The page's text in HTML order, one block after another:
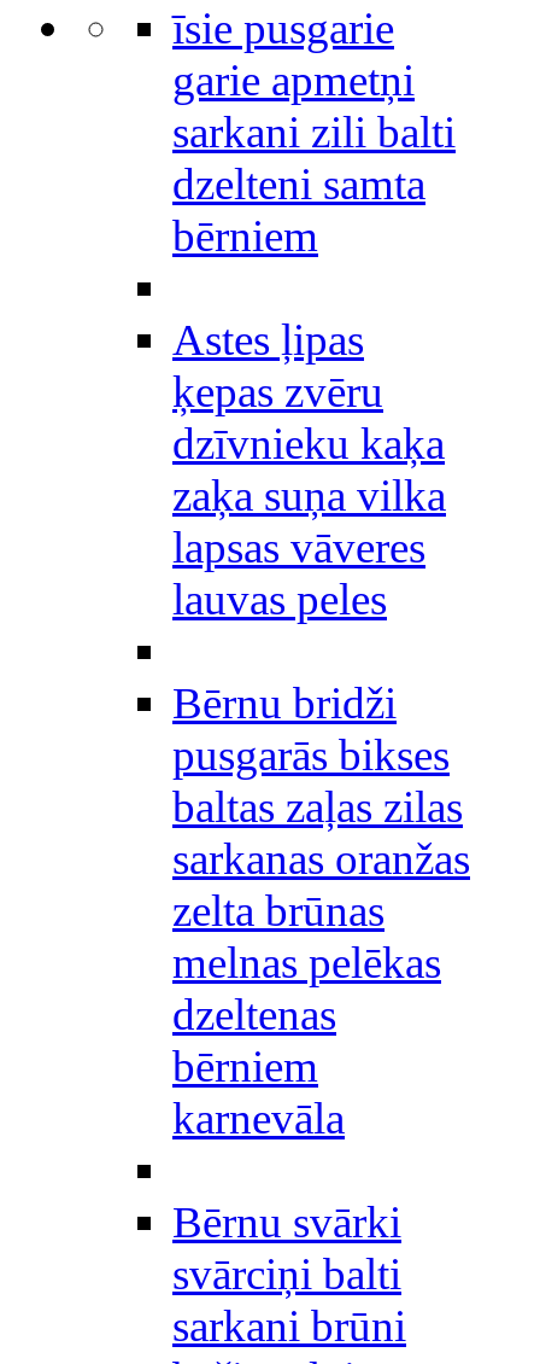
īsie pusgarie
garie apmetņi
sarkani zili balti
dzelteni samta
bērniem
Astes ļipas
ķepas zvēru
dzīvnieku kaķa
zaķa suņa vilka
lapsas vāveres
lauvas peles
Bērnu bridži
pusgarās bikses
baltas zaļas zilas
sarkanas oranžas
zelta brūnas
melnas pelēkas
dzeltenas
bērniem
karnevāla
Bērnu svārki
svārciņi balti
sarkani brūni